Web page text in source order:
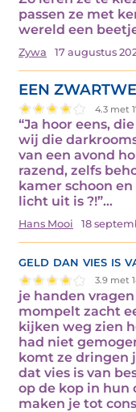
passen ze met
wereld een
Zywa 17 augustus
EEN
4.3 met
“Ja hoor eens,
wij die
van een avond
razend, zelfs
kamer schoon
licht uit is ?!”…
Hans Mooi 18
geld dan vies is
3.9 met
je handen
mompelt zacht
kijken weg zien
had niet
komt ze dringen
dat vies is van
op de kop in
maken je tot